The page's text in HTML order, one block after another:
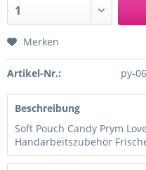
Merken
Artikel-Nr.: py-06
Beschreibung
Soft Pouch Candy Prym
Handarbeitszubehör